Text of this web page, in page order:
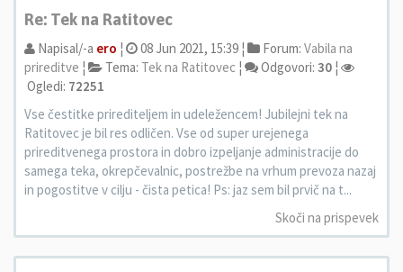
Re: Tek na Ratitovec
Napisal/-a ero ¦ 08 Jun 2021, 15:39 ¦ Forum: Vabila na
prireditve ¦ Tema: Tek na Ratitovec ¦ Odgovori: 30 ¦
Ogledi: 72251
Vse čestitke prirediteljem in udeležencem! Jubilejni tek na
Ratitovec je bil res odličen. Vse od super urejenega
prireditvenega prostora in dobro izpeljanje administracije do
samega teka, okrepčevalnic, postrežbe na vrhum prevoza nazaj
in pogostitve v cilju - čista petica! Ps: jaz sem bil prvič na t...
Skoči na prispevek